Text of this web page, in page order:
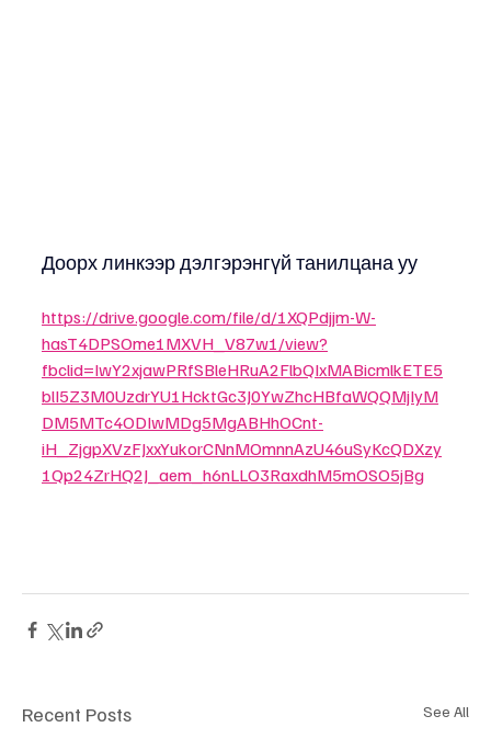
Доорх линкээр дэлгэрэнгүй танилцана уу
https://drive.google.com/file/d/1XQPdjjm-W-
hasT4DPSOme1MXVH_V87w1/view?
fbclid=IwY2xjawPRfSBleHRuA2FlbQIxMABicmlkETE5
blI5Z3M0UzdrYU1HcktGc3J0YwZhcHBfaWQQMjIyM
DM5MTc4ODIwMDg5MgABHhOCnt-
iH_ZjgpXVzFJxxYukorCNnMOmnnAzU46uSyKcQDXzy
1Qp24ZrHQ2J_aem_h6nLLO3RaxdhM5mOSO5jBg
Recent Posts See All